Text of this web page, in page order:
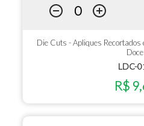
Die Cuts - Apliques Recortados
Doce
LDC-
R$